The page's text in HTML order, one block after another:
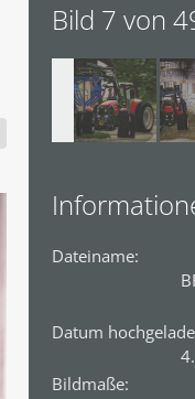
Bild 7 von
Dateiname
Datum
Bildmaße